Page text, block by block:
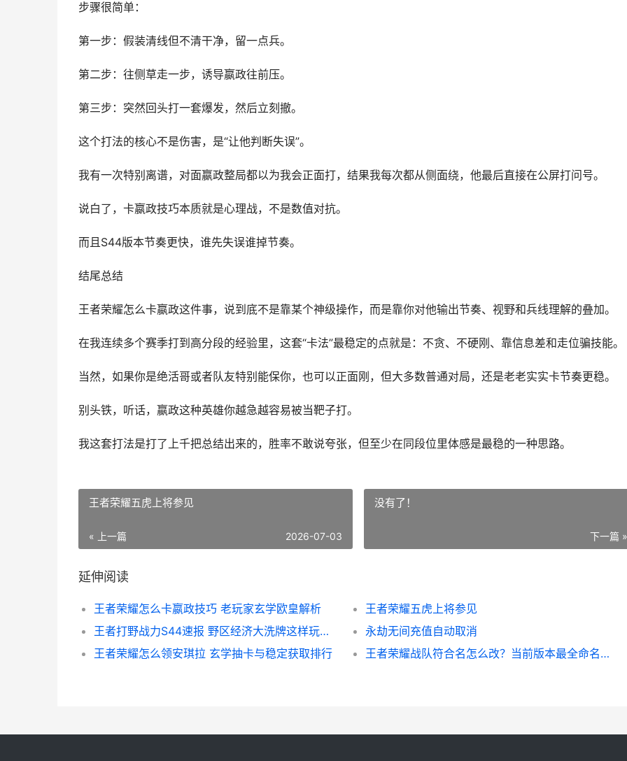
步骤很简单：
第一步：假装清线但不清干净，留一点兵。
第二步：往侧草走一步，诱导嬴政往前压。
第三步：突然回头打一套爆发，然后立刻撤。
这个打法的核心不是伤害，是“让他判断失误”。
我有一次特别离谱，对面嬴政整局都以为我会正面打，结果我每次都从侧面绕，他最后直接在公屏打问号。
说白了，卡嬴政技巧本质就是心理战，不是数值对抗。
而且S44版本节奏更快，谁先失误谁掉节奏。
结尾总结
王者荣耀怎么卡嬴政这件事，说到底不是靠某个神级操作，而是靠你对他输出节奏、视野和兵线理解的叠加。
在我连续多个赛季打到高分段的经验里，这套“卡法”最稳定的点就是：不贪、不硬刚、靠信息差和走位骗技能。
当然，如果你是绝活哥或者队友特别能保你，也可以正面刚，但大多数普通对局，还是老老实实卡节奏更稳。
别头铁，听话，嬴政这种英雄你越急越容易被当靶子打。
我这套打法是打了上千把总结出来的，胜率不敢说夸张，但至少在同段位里体感是最稳的一种思路。
王者荣耀五虎上将参见
« 上一篇 2026-07-03
没有了！
下一篇 »
延伸阅读
王者荣耀怎么卡嬴政技巧 老玩家玄学欧皇解析
王者荣耀五虎上将参见
王者打野战力S44速报 野区经济大洗牌这样玩才不亏
永劫无间充值自动取消
王者荣耀怎么领安琪拉 玄学抽卡与稳定获取排行
王者荣耀战队符合名怎么改？当前版本最全命名攻略